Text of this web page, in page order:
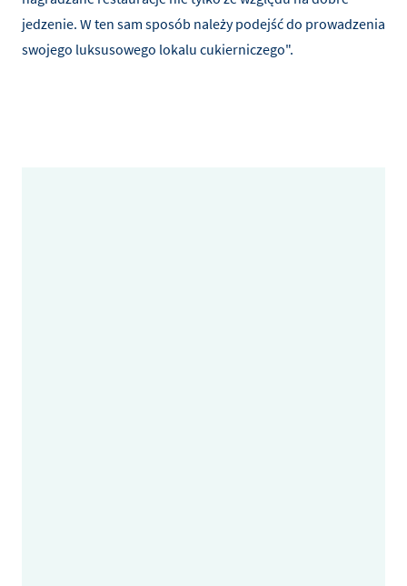
jedzenie. W ten sam sposób należy podejść do prowadzenia
swojego luksusowego lokalu cukierniczego".